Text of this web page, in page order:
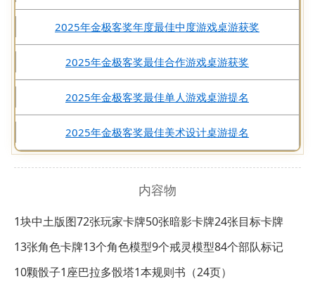
2025年金极客奖年度最佳中度游戏桌游获奖
2025年金极客奖最佳合作游戏桌游获奖
2025年金极客奖最佳单人游戏桌游提名
2025年金极客奖最佳美术设计桌游提名
内容物
1块中土版图72张玩家卡牌50张暗影卡牌24张目标卡牌
13张角色卡牌13个角色模型9个戒灵模型84个部队标记
10颗骰子1座巴拉多骰塔1本规则书（24页）